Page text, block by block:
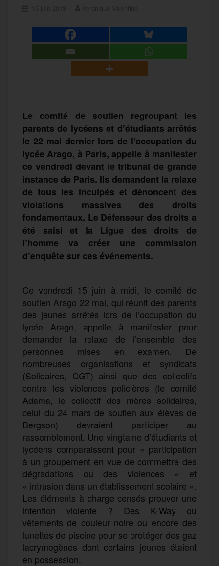
Le comité de soutien regroupant les
parents de lycéens et d’étudiants arrêtés
le 22 mai dernier lors de l’occupation du
lycée Arago, à Paris, appelle à manifester
ce vendredi devant le tribunal de grande
instance de Paris. Ils demandent la relaxe
de tous les inculpés et dénoncent des
violations massives des droits
fondamentaux. Le Défenseur des droits a
été saisi et la Ligue des droits de
l’homme va créer une commission
d’enquête sur ces événements.
Ce vendredi 15 juin à midi, le comité de
soutien Arago 22 mai, qui réunit des parents
des jeunes arrêtés lors de l’occupation du
lycée Arago, appelle à manifester pour
demander la relaxe de l’ensemble des
personnes mises en examen. De
nombreuses organisations et syndicats
(Solidaires, CGT) ainsi que des collectifs
contre les violences policières (le comité
Adama, le collectif des mères solidaires,
celui du 24 mars de soutien aux élèves de
Bergson) devraient participer au
rassemblement. Une vingtaine d’étudiants et
lycéens comparaissent pour « participation
à un groupement en vue de commettre des
dégradations ou des violences » et
« intrusion dans un établissement scolaire ».
Les éléments à charge censés prouver une
intention violente ? Des K-Way ou
vêtements de couleur noire ou encore des
lunettes de piscine pour se protéger des gaz
lacrymogènes dont certains jeunes étaient
en possession.